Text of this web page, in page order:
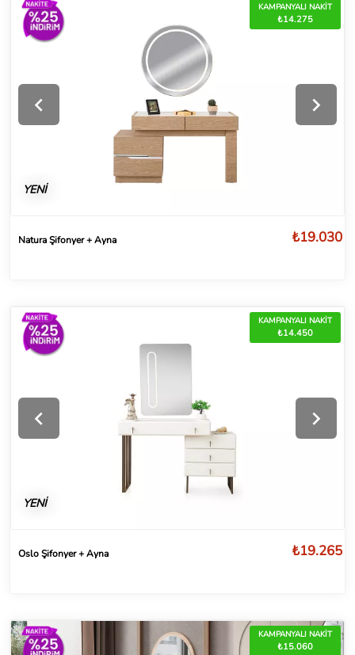
KAMPANYALI NAKİT
₺14.275
YENİ
Natura Şifonyer + Ayna ₺19.030
KAMPANYALI NAKİT
₺14.450
YENİ
Oslo Şifonyer + Ayna ₺19.265
KAMPANYALI NAKİT
₺15.060